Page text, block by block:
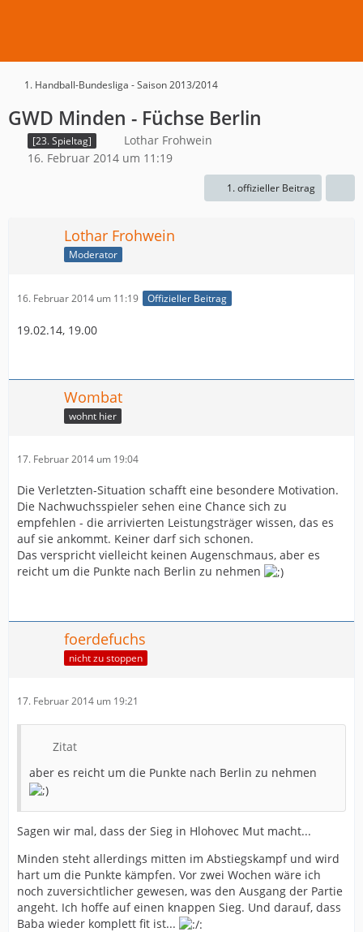
1. Handball-Bundesliga - Saison 2013/2014
GWD Minden - Füchse Berlin
[23. Spieltag]
Lothar Frohwein
16. Februar 2014 um 11:19
1. offizieller Beitrag
Lothar Frohwein
Moderator
16. Februar 2014 um 11:19 Offizieller Beitrag
19.02.14, 19.00
Wombat
wohnt hier
17. Februar 2014 um 19:04
Die Verletzten-Situation schafft eine besondere Motivation.
Die Nachwuchsspieler sehen eine Chance sich zu
empfehlen - die arrivierten Leistungsträger wissen, das es
auf sie ankommt. Keiner darf sich schonen.
Das verspricht vielleicht keinen Augenschmaus, aber es
reicht um die Punkte nach Berlin zu nehmen
foerdefuchs
nicht zu stoppen
17. Februar 2014 um 19:21
Zitat
aber es reicht um die Punkte nach Berlin zu nehmen
Sagen wir mal, dass der Sieg in Hlohovec Mut macht...
Minden steht allerdings mitten im Abstiegskampf und wird
hart um die Punkte kämpfen. Vor zwei Wochen wäre ich
noch zuversichtlicher gewesen, was den Ausgang der Partie
angeht. Ich hoffe auf einen knappen Sieg. Und darauf, dass
Baba wieder komplett fit ist...